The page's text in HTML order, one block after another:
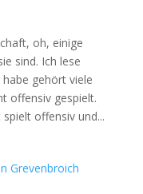
oh, einige
sind. Ich lese
gehört viele
offensiv gespielt.
offensiv und...